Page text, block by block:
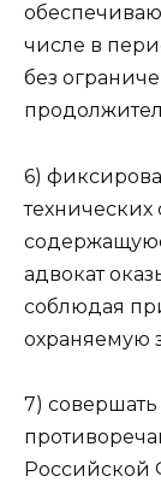
числе в
без
6)
адвокат
соблюдая
охраняемую
7)
Российской